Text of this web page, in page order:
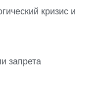
кризис и
запрета